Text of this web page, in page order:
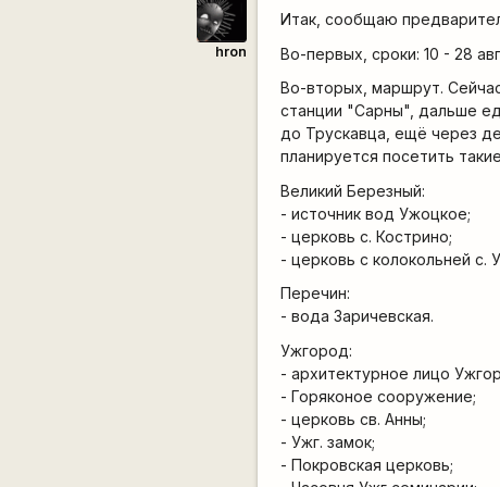
hron
Итак, сообщаю
Во-первых, сроки: 10 - 28
Во-вторых, маршрут.
станции "Сарны", дальше
до Трускавца, ещё через
планируется посетить
Великий Березный:
- источник вод Ужоцкое;
- церковь с. Кострино;
- церковь с колокольней с.
Перечин:
- вода Заричевская.
Ужгород:
- архитектурное лицо
- Горяконое сооружение;
- церковь св. Анны;
- Ужг. замок;
- Покровская церковь;